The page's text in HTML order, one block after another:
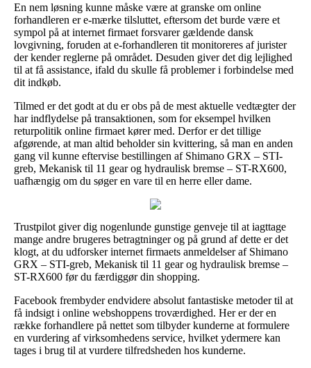
En nem løsning kunne måske være at granske om online
forhandleren er e-mærke tilsluttet, eftersom det burde være et
sympol på at internet firmaet forsvarer gældende dansk
lovgivning, foruden at e-forhandleren tit monitoreres af jurister
der kender reglerne på området. Desuden giver det dig lejlighed
til at få assistance, ifald du skulle få problemer i forbindelse med
dit indkøb.
Tilmed er det godt at du er obs på de mest aktuelle vedtægter der
har indflydelse på transaktionen, som for eksempel hvilken
returpolitik online firmaet kører med. Derfor er det tillige
afgørende, at man altid beholder sin kvittering, så man en anden
gang vil kunne eftervise bestillingen af Shimano GRX – STI-
greb, Mekanisk til 11 gear og hydraulisk bremse – ST-RX600,
uafhængig om du søger en vare til en herre eller dame.
Trustpilot giver dig nogenlunde gunstige genveje til at iagttage
mange andre brugeres betragtninger og på grund af dette er det
klogt, at du udforsker internet firmaets anmeldelser af Shimano
GRX – STI-greb, Mekanisk til 11 gear og hydraulisk bremse –
ST-RX600 før du færdiggør din shopping.
Facebook frembyder endvidere absolut fantastiske metoder til at
få indsigt i online webshoppens troværdighed. Her er der en
række forhandlere på nettet som tilbyder kunderne at formulere
en vurdering af virksomhedens service, hvilket ydermere kan
tages i brug til at vurdere tilfredsheden hos kunderne.